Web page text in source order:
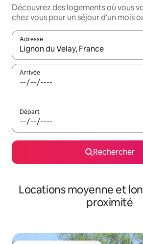
Découvrez des logements où vous
chez vous pour un séjour d'un mois
Adresse
Lorsque les résultats s'affichent,
Arrivée
Départ
Rechercher
Locations moyenne et
proximité